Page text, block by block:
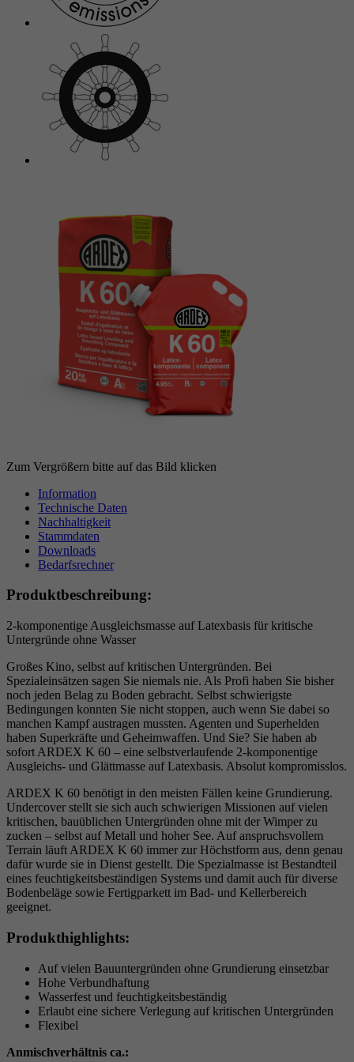
Zum Vergrößern bitte auf das Bild klicken
Information
Technische Daten
Nachhaltigkeit
Stammdaten
Downloads
Bedarfsrechner
Produktbeschreibung:
2-komponentige Ausgleichsmasse auf Latexbasis für kritische
Untergründe ohne Wasser
Großes Kino, selbst auf kritischen Untergründen. Bei
Spezialeinsätzen sagen Sie niemals nie. Als Profi haben Sie bisher
noch jeden Belag zu Boden gebracht. Selbst schwierigste
Bedingungen konnten Sie nicht stoppen, auch wenn Sie dabei so
manchen Kampf austragen mussten. Agenten und Superhelden
haben Superkräfte und Geheimwaffen. Und Sie? Sie haben ab
sofort ARDEX K 60 – eine selbstverlaufende 2-komponentige
Ausgleichs- und Glättmasse auf Latexbasis. Absolut kompromisslos.
ARDEX K 60 benötigt in den meisten Fällen keine Grundierung.
Undercover stellt sie sich auch schwierigen Missionen auf vielen
kritischen, bauüblichen Untergründen ohne mit der Wimper zu
zucken – selbst auf Metall und hoher See. Auf anspruchsvollem
Terrain läuft ARDEX K 60 immer zur Höchstform aus, denn genau
dafür wurde sie in Dienst gestellt. Die Spezialmasse ist Bestandteil
eines feuchtigkeitsbeständigen Systems und damit auch für diverse
Bodenbeläge sowie Fertigparkett im Bad- und Kellerbereich
geeignet.
Produkthighlights:
Auf vielen Bauuntergründen ohne Grundierung einsetzbar
Hohe Verbundhaftung
Wasserfest und feuchtigkeitsbeständig
Erlaubt eine sichere Verlegung auf kritischen Untergründen
Flexibel
Anmischverhältnis ca.:
Anbieter Google reCAPTCHA
6 Monate
Zweck
reCAPTCHA setzt ein notwendiges Cookie
(_GRECAPTCHA), wenn es zum Zweck der
Risikoanalyse ausgeführt wird.